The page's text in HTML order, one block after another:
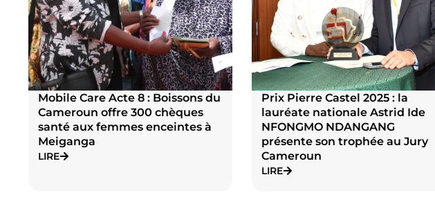
Prix Pierre Castel 2025 : la
lauréate nationale Astrid Ide
NFONGMO NDANGANG
présente son trophée au Jury
Cameroun
Boissons du Cameroun à
Meiganga : une synergie
d’actions citoyennes au service
du bien être collectif
LIRE